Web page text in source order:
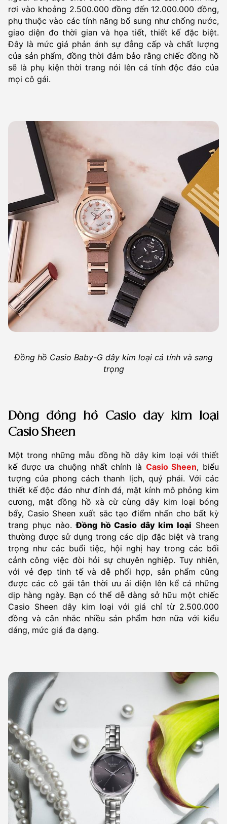
rơi vào khoảng 2.500.000 đồng đến 12.000.000 đồng,
phụ thuộc vào các tính năng bổ sung như chống nước,
giao diện đo thời gian và họa tiết, thiết kế đặc biệt.
Đây là mức giá phản ánh sự đẳng cấp và chất lượng
của sản phẩm, đồng thời đảm bảo rằng chiếc đồng hồ
sẽ là phụ kiện thời trang nói lên cá tính độc đáo của
mọi cô gái.
Đồng hồ Casio Baby-G dây kim loại cá tính và sang
trọng
Dòng đồng hồ Casio dây kim loại
Casio Sheen
Một trong những mẫu đồng hồ dây kim loại với thiết
kế được ưa chuộng nhất chính là Casio Sheen, biểu
tượng của phong cách thanh lịch, quý phái. Với các
thiết kế độc đáo như đính đá, mặt kính mô phỏng kim
cương, mặt đồng hồ xà cừ cùng dây kim loại bóng
bẩy, Casio Sheen xuất sắc tạo điểm nhấn cho bất kỳ
trang phục nào.Đồng hồ Casio dây kim loại Sheen
thường được sử dụng trong các dịp đặc biệt và trang
trọng như các buổi tiệc, hội nghị hay trong các bối
cảnh công việc đòi hỏi sự chuyên nghiệp. Tuy nhiên,
với vẻ đẹp tinh tế và dễ phối hợp, sản phẩm cũng
được các cô gái tân thời ưu ái diện lên kể cả những
dịp hàng ngày. Bạn có thể dễ dàng sở hữu một chiếc
Casio Sheen dây kim loại với giá chỉ từ 2.500.000
đồng và cân nhắc nhiều sản phẩm hơn nữa với kiểu
dáng, mức giá đa dạng.